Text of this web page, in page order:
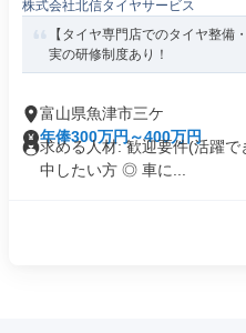
株式会社北信タイヤサービス
【タイヤ専門店でのタイヤ整
実の研修制度あり！
富山県魚津市三ケ
年俸300万円～400万円
求める人材: 歓迎要件(活躍
中したい方 ◎ 車に...